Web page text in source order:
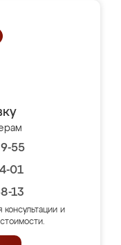
55
01
13
консультации и